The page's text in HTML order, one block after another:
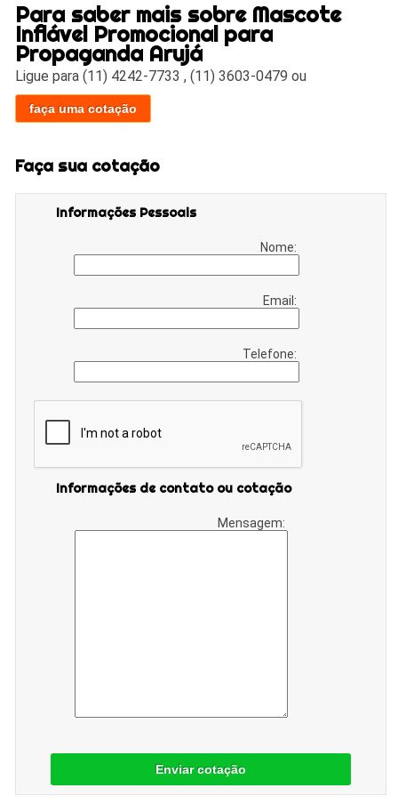
Para saber mais sobre Mascote
Inflável Promocional para
Propaganda Arujá
Ligue para(11) 4242-7733 ,(11) 3603-0479 ou
faça uma cotação
Faça sua cotação
Informações Pessoais
Nome:
Email:
Telefone:
Informações de contato ou cotação
Mensagem:
Enviar cotação